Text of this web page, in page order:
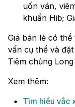
uốn ván,
khuẩn Hib;
Giá bán lẻ có
vấn cụ thể và
Tiêm chủng
Xem thêm:
Tìm hiểu vắc